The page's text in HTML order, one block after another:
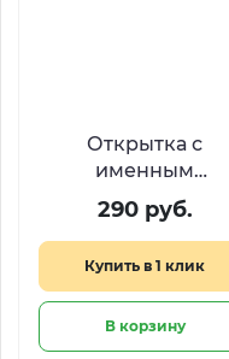
Открытка с
именным
стихотворением
290 руб.
Купить в 1 клик
В корзину